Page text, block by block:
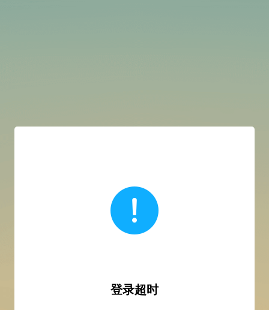
登录超时